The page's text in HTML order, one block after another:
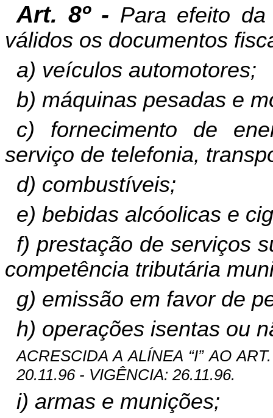
Art. 8º - Para efeito da
válidos os documentos
a) veículos automotores;
b) máquinas pesadas e
c) fornecimento de
serviço de telefonia,
d) combustíveis;
e) bebidas alcóolicas e
f) prestação de serviços
competência tributária
g) emissão em favor de
h) operações isentas ou
ACRESCIDA A ALÍNEA “I” AO
20.11.96 - VIGÊNCIA: 26.11.96.
i) armas e munições;